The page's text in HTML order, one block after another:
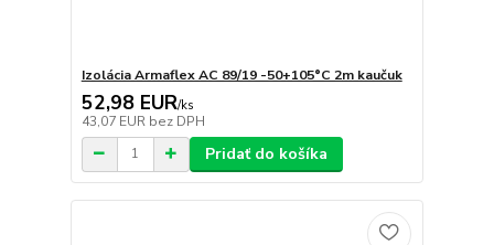
Izolácia Armaflex AC 89/19 -50+105°C 2m kaučuk
52,98 EUR/ks
43,07 EUR bez DPH
Pridať do košíka